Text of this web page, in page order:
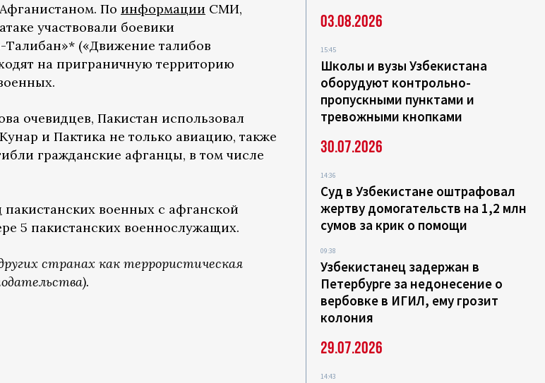
По информации СМИ,
участвовали боевики
Талибан»* («Движение талибов
на приграничную территорию
очевидцев, Пакистан использовал
и Пактика не только авиацию, также
гражданские афганцы, в том числе
пакистанских военных с афганской
5 пакистанских военнослужащих.
странах как террористическая
03.08.2026
15:45
Школы и вузы Узбекистана
оборудуют контрольно-
пропускными пунктами и
тревожными кнопками
30.07.2026
14:36
Суд в Узбекистане оштрафовал
жертву домогательств на 1,2 млн
сумов за крик о помощи
09:38
Узбекистанец задержан в
Петербурге за недонесение о
вербовке в ИГИЛ, ему грозит
колония
29.07.2026
14:43